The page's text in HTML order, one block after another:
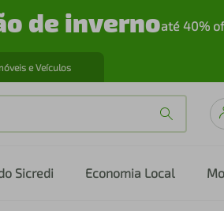
de invernoaté 40%
e Veículos
Sicredi Economia Local